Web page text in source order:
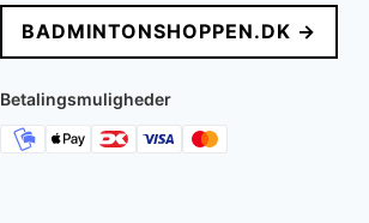
BADMINTONSHOPPEN.DK →
Betalingsmuligheder